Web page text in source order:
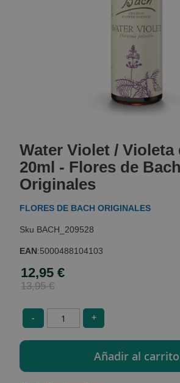
the
beginning
of
the
gallery
Water Violet / Violeta
20ml - Flores de Bach
Originales
FLORES DE BACH ORIGINALES
BACH_209528
EAN:5000488104103
Special
Price
12,95 €
13,95 €
- +